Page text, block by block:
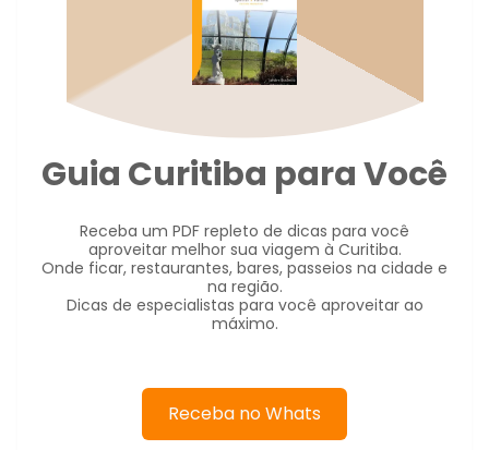
Guia Curitiba para Você
Receba um PDF repleto de dicas para você
aproveitar melhor sua viagem à Curitiba.
Onde ficar, restaurantes, bares, passeios na cidade e
na região.
Dicas de especialistas para você aproveitar ao
máximo.
Receba no Whats